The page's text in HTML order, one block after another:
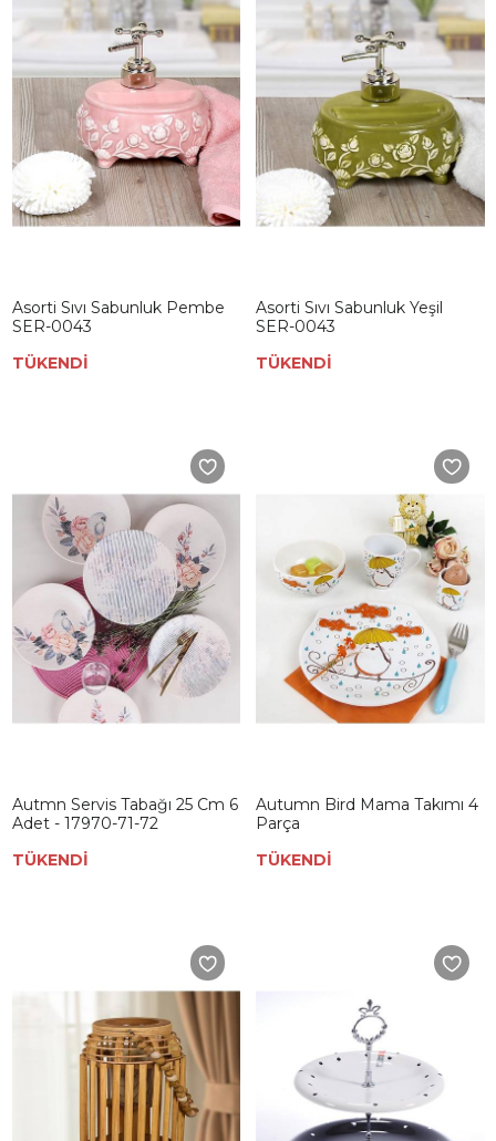
Asorti Sıvı Sabunluk Pembe
SER-0043
TÜKENDİ
Asorti Sıvı Sabunluk Yeşil
SER-0043
TÜKENDİ
Autmn Servis Tabağı 25 Cm 6
Adet - 17970-71-72
TÜKENDİ
Autumn Bird Mama Takımı 4
Parça
TÜKENDİ